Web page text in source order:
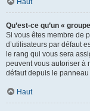
Haut
Qu’est-ce qu’un «
Si vous êtes membre de
d’utilisateurs par défaut
le rang qui vous sera
peuvent vous autoriser à
défaut depuis le
Haut